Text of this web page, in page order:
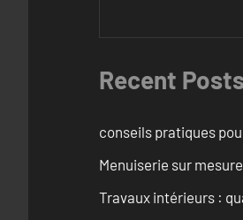
Recent
conseils pratiques
Menuiserie sur
Travaux intérieurs :